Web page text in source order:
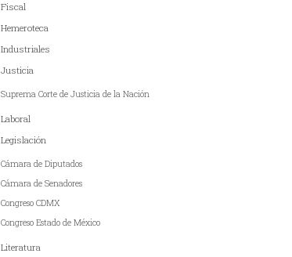
Fiscal
Hemeroteca
Industriales
Justicia
Suprema Corte de Justicia de la Nación
Laboral
Legislación
Cámara de Diputados
Cámara de Senadores
Congreso CDMX
Congreso Estado de México
Literatura